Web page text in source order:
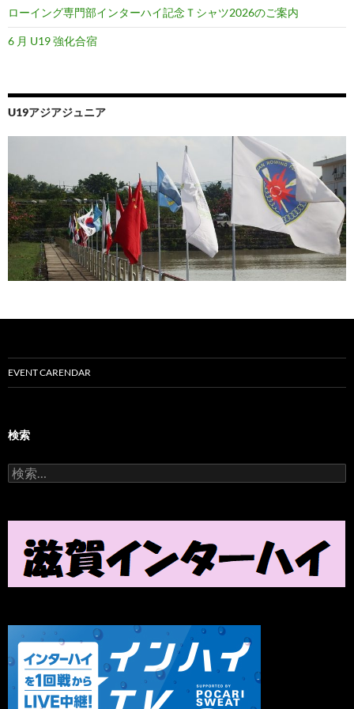
ローイング専門部インターハイ記念Ｔシャツ2026のご案内
6 月 U19 強化合宿
U19アジアジュニア
EVENT CARENDAR
検索
検
索